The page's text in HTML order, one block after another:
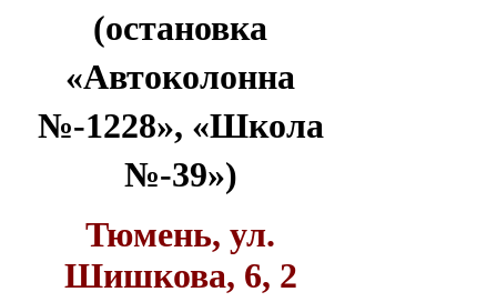
(остановка
«Автоколонна
№-1228», «Школа
№-39»)
Тюмень, ул.
Шишкова, 6, 2